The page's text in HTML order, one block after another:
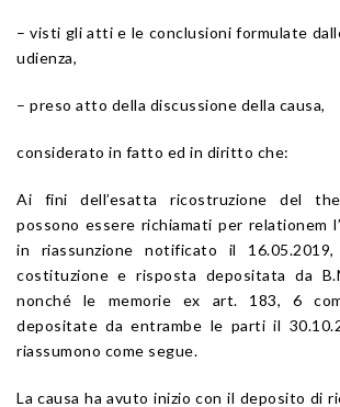
– visti gli atti e le conclusioni formulate
udienza,
– preso atto della discussione della causa,
considerato in fatto ed in diritto che:
Ai fini dell’esatta ricostruzione del
possono essere richiamati per relationem
in riassunzione notificato il
costituzione e risposta depositata da
nonché le memorie ex art. 183, 6
depositate da entrambe le parti il
riassumono come segue.
La causa ha avuto inizio con il deposito di